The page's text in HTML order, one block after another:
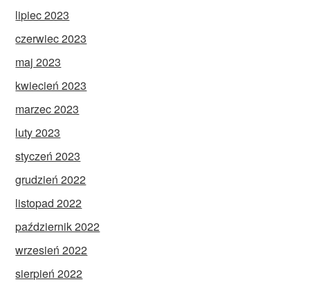
lipiec 2023
czerwiec 2023
maj 2023
kwiecień 2023
marzec 2023
luty 2023
styczeń 2023
grudzień 2022
listopad 2022
październik 2022
wrzesień 2022
sierpień 2022